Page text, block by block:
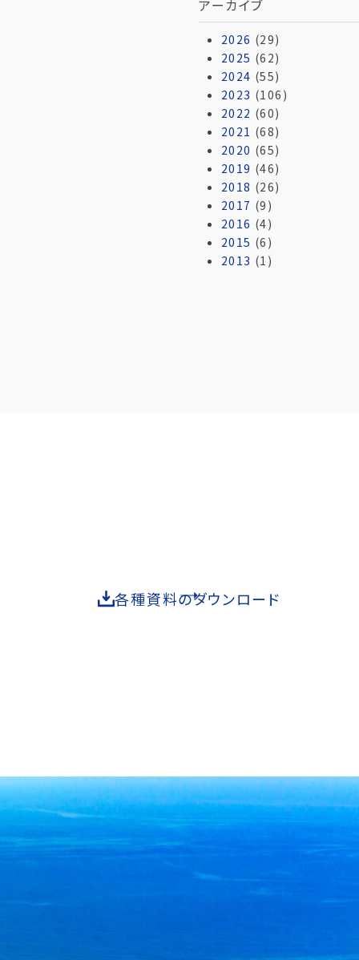
アーカイブ
2026 (29)
2025 (62)
2024 (55)
2023 (106)
2022 (60)
2021 (68)
2020 (65)
2019 (46)
2018 (26)
2017 (9)
2016 (4)
2015 (6)
2013 (1)
各種資料のダウンロード